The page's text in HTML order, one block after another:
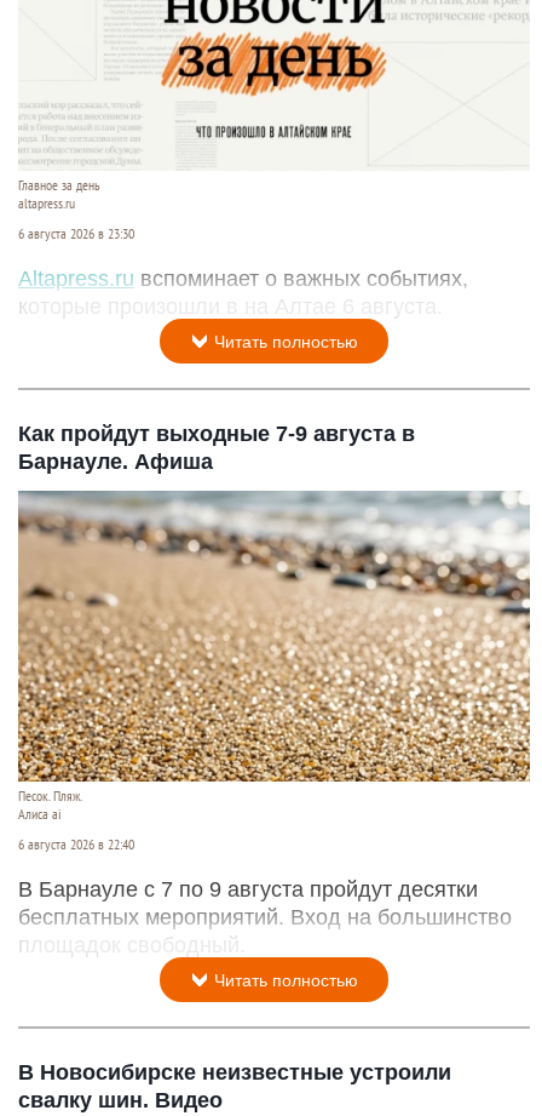
Главное за день
altapress.ru
6 августа 2026 в 23:30
Altapress.ru вспоминает о важных событиях,
которые произошли в на Алтае 6 августа.
Читать полностью
Как пройдут выходные 7-9 августа в
Барнауле. Афиша
Песок. Пляж.
Алиса ai
6 августа 2026 в 22:40
В Барнауле с 7 по 9 августа пройдут десятки
бесплатных мероприятий. Вход на большинство
площадок свободный.
Читать полностью
В Новосибирске неизвестные устроили
свалку шин. Видео